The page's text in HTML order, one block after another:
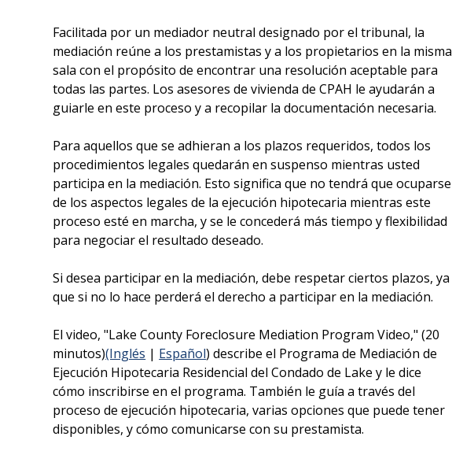
Facilitada por un mediador neutral designado por el tribunal, la
mediación reúne a los prestamistas y a los propietarios en la misma
sala con el propósito de encontrar una resolución aceptable para
todas las partes. Los asesores de vivienda de CPAH le ayudarán a
guiarle en este proceso y a recopilar la documentación necesaria.
Para aquellos que se adhieran a los plazos requeridos, todos los
procedimientos legales quedarán en suspenso mientras usted
participa en la mediación. Esto significa que no tendrá que ocuparse
de los aspectos legales de la ejecución hipotecaria mientras este
proceso esté en marcha, y se le concederá más tiempo y flexibilidad
para negociar el resultado deseado.
Si desea participar en la mediación, debe respetar ciertos plazos, ya
que si no lo hace perderá el derecho a participar en la mediación.
El video, "Lake County Foreclosure Mediation Program Video," (20
minutos)(Inglés | Español) describe el Programa de Mediación de
Ejecución Hipotecaria Residencial del Condado de Lake y le dice
cómo inscribirse en el programa. También le guía a través del
proceso de ejecución hipotecaria, varias opciones que puede tener
disponibles, y cómo comunicarse con su prestamista.